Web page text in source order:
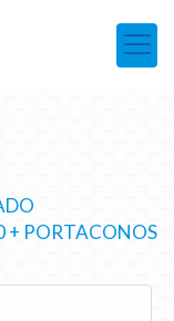
+ PORTACONOS